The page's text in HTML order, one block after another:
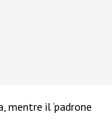
mentre il ‘padrone